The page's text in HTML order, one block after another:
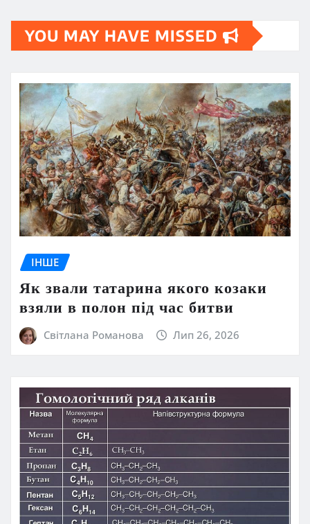
YOU MAY HAVE MISSED
ІНШЕ
Як звали татарина якого козаки
взяли в полон під час битви
Світлана Романова Лип 26, 2026